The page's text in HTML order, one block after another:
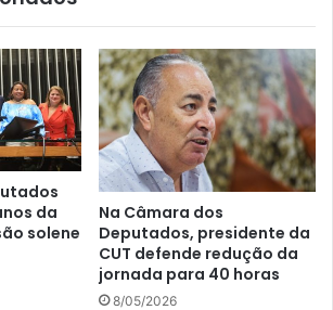
da
solene
Na Câmara dos
Deputados, presidente da
CUT defende redução da
jornada para 40 horas
8/05/2026